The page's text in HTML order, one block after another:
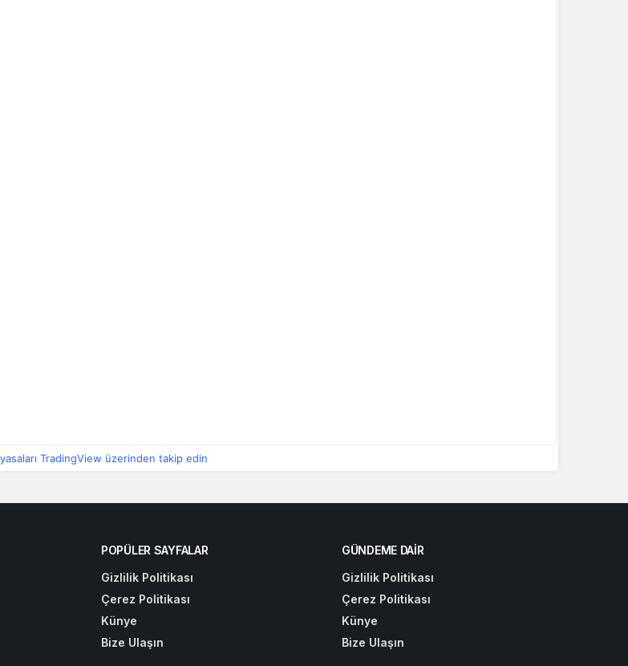
TradingView üzerinden takip edin
POPÜLER SAYFALAR
Gizlilik Politikası
Çerez Politikası
Künye
Bize Ulaşın
GÜNDEME DAIR
Gizlilik Politikası
Çerez Politikası
Künye
Bize Ulaşın